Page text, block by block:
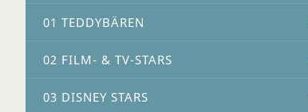
01 TEDDYBÄREN
02 FILM- & TV-STARS
03 DISNEY STARS